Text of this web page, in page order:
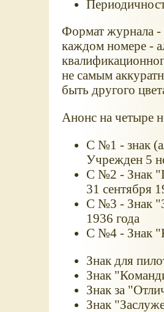
Формат журнала -
каждом номере -
не самым
быть другого
Анонс на четыре
С №1 - знак
Учрежден 5
С №2 - Знак
31 сентября
С №3 - Знак
1936 года
С №4 - Знак
Знак для
Знак
Знак за
Знак